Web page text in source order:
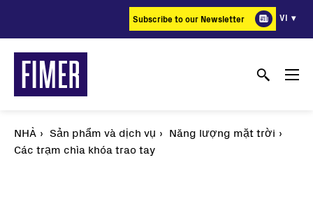
dung
Subscribe to our Newsletter VI
NHÀ Sản phẩm và dịch vụ
Năng lượng mặt trời
Các trạm chìa khóa trao tay